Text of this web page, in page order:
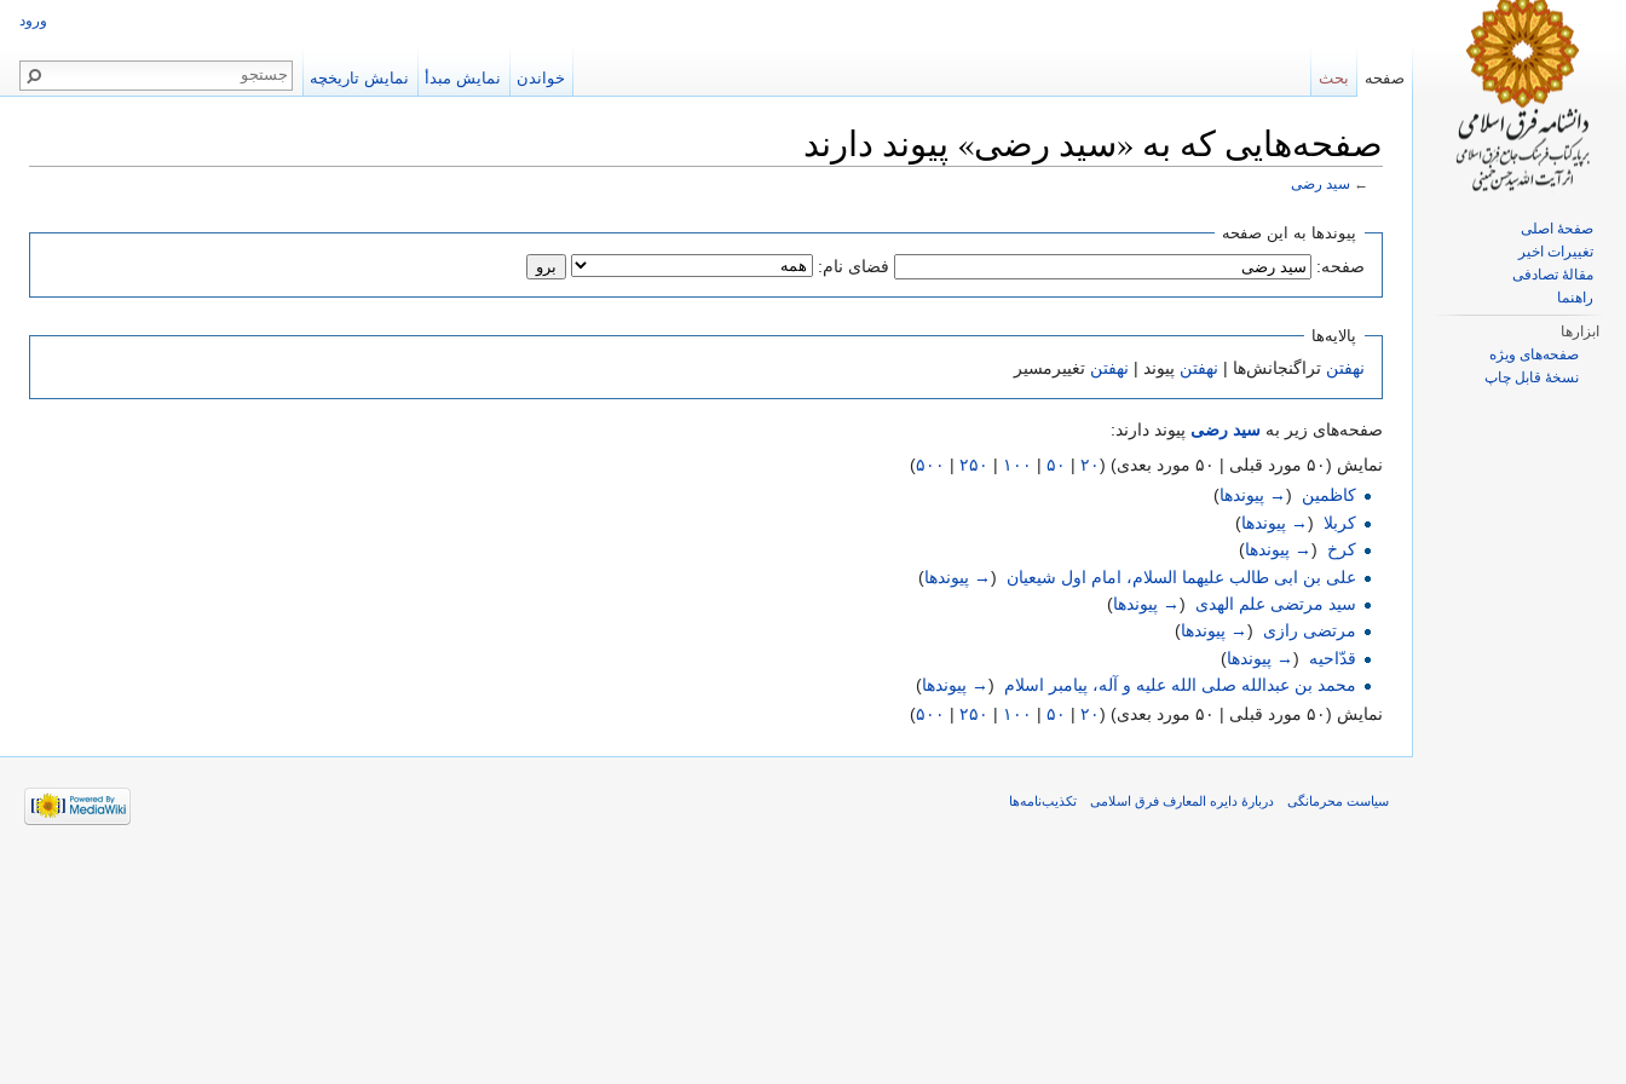
صفحه‌هایی که به «سید رضی» پیوند دارند
← سید رضی
پیوندها به این صفحه
صفحه: فضای نام:
پالایه‌ها
نهفتن تراگنجانش‌ها | نهفتن پیوند | نهفتن تغییرمسیر
صفحه‌های زیر به سید رضی پیوند دارند:
نمایش (۵۰ مورد قبلی | ۵۰ مورد بعدی) (
۲۰ | ۵۰ | ۱۰۰ | ۲۵۰ | ۵۰۰)
کاظمین
(→ پیوندها)
کربلا (→ پیوندها)
کرخ
(→ پیوندها)
علی بن ابی طالب علیهما السلام، امام اول شیعیان
(→ پیوندها)
سید مرتضی علم الهدی
(→ پیوندها)
مرتضی رازی
(→ پیوندها)
قدّاحیه
(→ پیوندها)
محمد بن عبدالله صلی الله علیه و آله، پیامبر اسلام
(→ پیوندها)
نمایش (۵۰ مورد قبلی | ۵۰ مورد بعدی) (
۲۰ | ۵۰ | ۱۰۰ | ۲۵۰ | ۵۰۰)
ورود
بحث صفحه نمایش تاریخچه نمایش مبدأ خواندن
صفحهٔ اصلی
تغییرات اخیر
مقالهٔ تصادفی
راهنما
ابزارها
صفحه‌های ویژه
نسخهٔ قابل چاپ
سیاست محرمانگی دربارهٔ دایره المعارف فرق اسلامی تکذیب‌نامه‌ها